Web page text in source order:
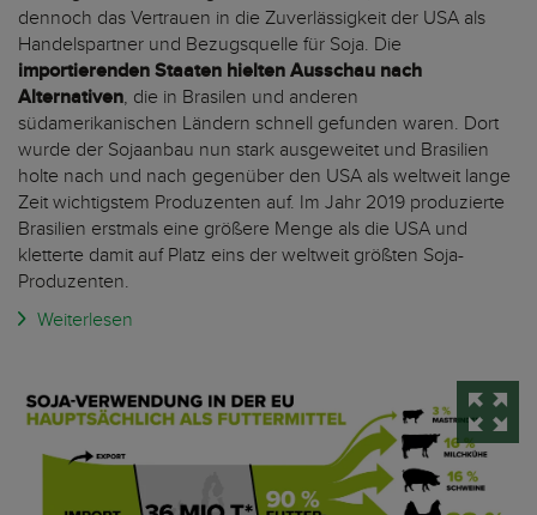
dennoch das Vertrauen in die Zuverlässigkeit der USA als
Handelspartner und Bezugsquelle für Soja. Die
importierenden Staaten hielten Ausschau nach
Alternativen, die in Brasilen und anderen
südamerikanischen Ländern schnell gefunden waren. Dort
wurde der Sojaanbau nun stark ausgeweitet und Brasilien
holte nach und nach gegenüber den USA als weltweit lange
Zeit wichtigstem Produzenten auf. Im Jahr 2019 produzierte
Brasilien erstmals eine größere Menge als die USA und
kletterte damit auf Platz eins der weltweit größten Soja-
Produzenten.
Weiterlesen